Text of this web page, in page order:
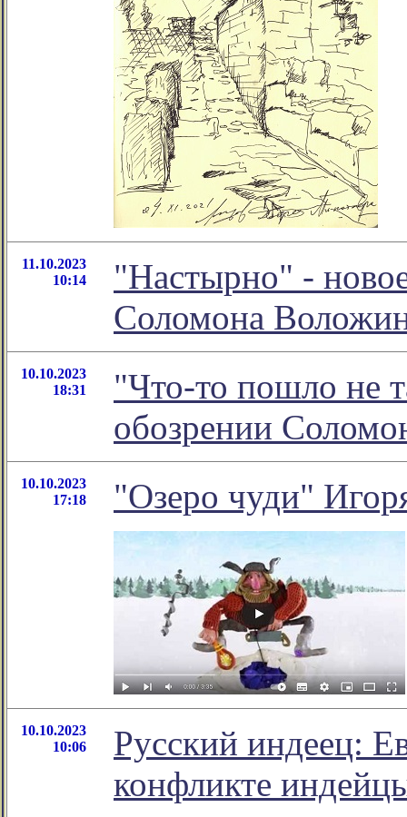
11.10.2023
10:14
"Настырно" -
Соломона
10.10.2023
18:31
"Что-то пошло не
обозрении
10.10.2023
17:18
"Озеро чуди"
10.10.2023
10:06
Русский индеец:
конфликте